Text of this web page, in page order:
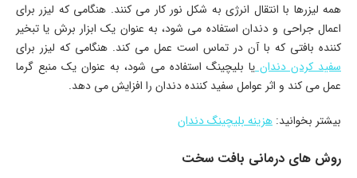
همه لیزرها با انتقال انرژی به شکل نور کار می‌ کنند. هنگامی که لیزر برای
اعمال جراحی و دندان استفاده می‌ شود، به‌ عنوان یک ابزار برش یا تبخیر
کننده بافتی که با آن در تماس است عمل می‌ کند. هنگامی که لیزر برای
سفید کردن دندانیا بلیچینگ استفاده می‌ شود، به‌ عنوان یک منبع گرما
عمل می‌ کند و اثر عوامل سفید کننده دندان را افزایش می‌ دهد.
بیشتر بخوانید: هزینه بلیچینگ دندان
روش‌ های درمانی بافت سخت